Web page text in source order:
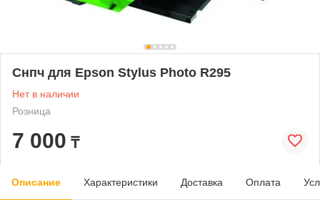
Снпч для Epson Stylus Photo R295
Нет в наличии
Розница
7 000 ₸
Описание Характеристики Доставка Оплата